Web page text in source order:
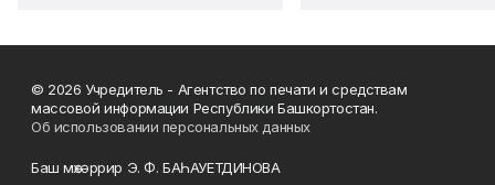
© 2026 Учредитель - Агентство по печати и средствам
массовой информации Республики Башкортостан.
Об использовании персональных данных
Баш мөхәррир Э. Ф. БАҺАУЕТДИНОВА